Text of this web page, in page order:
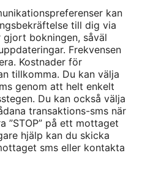
kan
till dig via
bokningen, såväl
Frekvensen
Kostnader för
tillkomma. Du kan välja
genom att helt enkelt
Du kan också välja
transaktions-sms när
”STOP” på ett mottaget
hjälp kan du skicka
sms eller kontakta